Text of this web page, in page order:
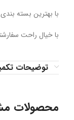
با بهترین بسته
با خیال راحت
توضیحات
محصولات